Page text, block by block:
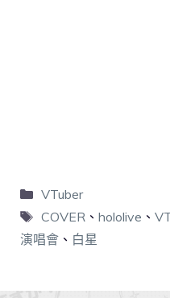
VTuber
COVER 、 hololive 、
演唱會 、 白星